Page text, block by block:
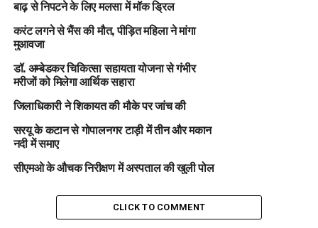
बाढ़ से निपटने के लिए मलसा में मॉक ड्रिल
करंट लगने से भैंस की मौत, पीड़ित महिला ने मांगा
मुआवजा
डॉ. अम्बेडकर चिकित्सा सहायता योजना से गंभीर
मरीजों को मिलेगा आर्थिक सहारा
जिलाधिकारी ने शिकायत की मौके पर जांच की
सरयू के कटान से गोपालनगर टाड़ी में तीन और मकान
नदी में समाए
सीएमओ के औचक निरीक्षण में अस्पताल की खुली पोल
CLICK TO COMMENT